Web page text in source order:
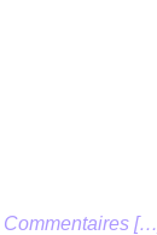
Commentaires […